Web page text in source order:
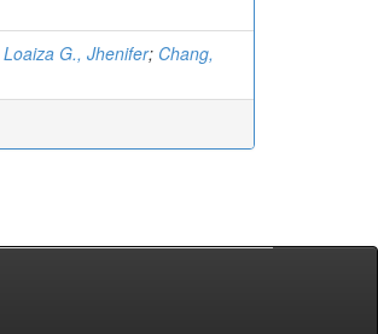
Loaiza G., Jhenifer; Chang,